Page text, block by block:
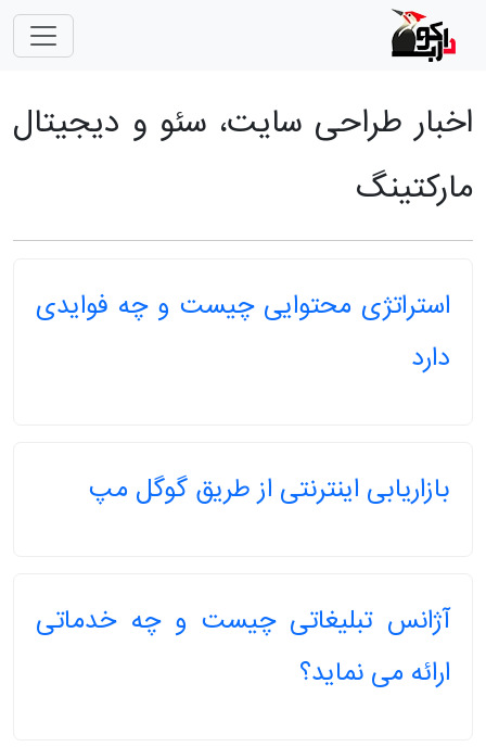
اخبار طراحی سایت، سئو و دیجیتال
مارکتینگ
استراتژی محتوایی چیست و چه فوایدی
دارد
بازاریابی اینترنتی از طریق گوگل مپ
آژانس تبلیغاتی چیست و چه خدماتی
ارائه می نماید؟